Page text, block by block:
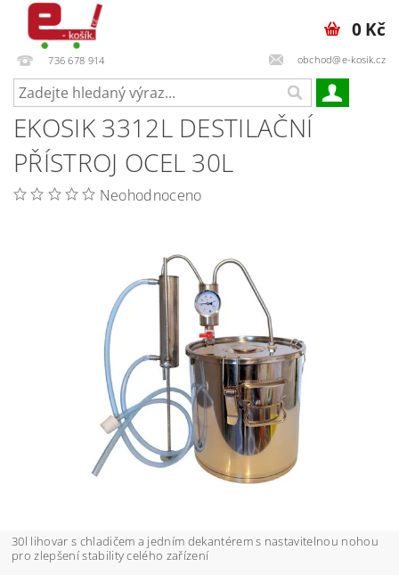
736 678 914 obchod@e-kosik.cz
0 Kč
EKOSIK 3312L DESTILAČNÍ
PŘÍSTROJ OCEL 30L
Neohodnoceno
30l lihovar s chladičem a jedním dekantérem s nastavitelnou nohou
pro zlepšení stability celého zařízení